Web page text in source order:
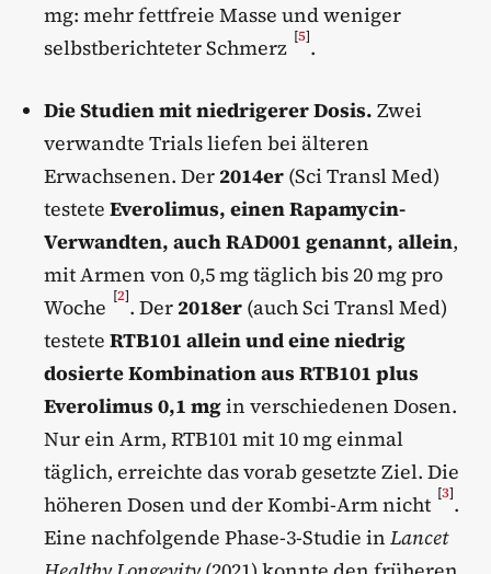
mg: mehr fettfreie Masse und weniger
selbstberichteter Schmerz [5].
Die Studien mit niedrigerer Dosis. Zwei
verwandte Trials liefen bei älteren
Erwachsenen. Der 2014er (Sci Transl Med)
testete Everolimus, einen Rapamycin-
Verwandten, auch RAD001 genannt, allein,
mit Armen von 0,5 mg täglich bis 20 mg pro
Woche [2]. Der 2018er (auch Sci Transl Med)
testete RTB101 allein und eine niedrig
dosierte Kombination aus RTB101 plus
Everolimus 0,1 mgin verschiedenen Dosen.
Nur ein Arm, RTB101 mit 10 mg einmal
täglich, erreichte das vorab gesetzte Ziel. Die
höheren Dosen und der Kombi-Arm nicht [3].
Eine nachfolgende Phase-3-Studie in Lancet